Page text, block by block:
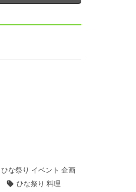
ひな祭り イベント 企画
ひな祭り 料理